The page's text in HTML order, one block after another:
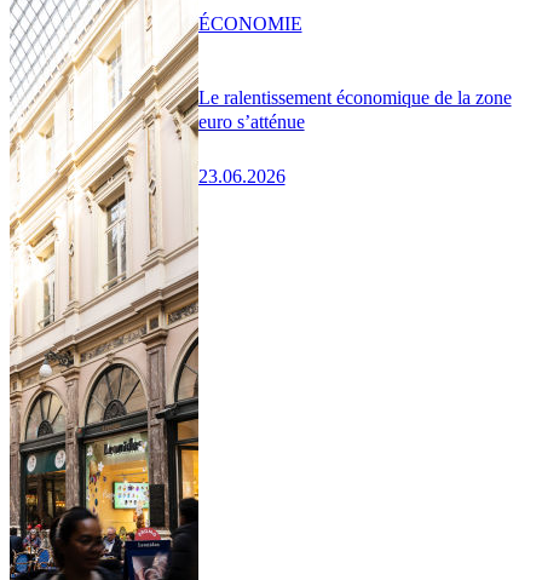
Le ralentissement économique de la zone
euro s’atténue
23.06.2026
ÉCONOMIE